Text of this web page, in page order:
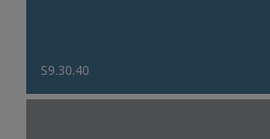
S9.30.40